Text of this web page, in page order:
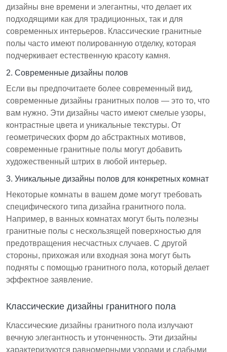
дизайны вне времени и элегантны, что делает их
подходящими как для традиционных, так и для
современных интерьеров. Классические гранитные
полы часто имеют полированную отделку, которая
подчеркивает естественную красоту камня.
2. Современные дизайны полов
Если вы предпочитаете более современный вид,
современные дизайны гранитных полов — это то, что
вам нужно. Эти дизайны часто имеют смелые узоры,
контрастные цвета и уникальные текстуры. От
геометрических форм до абстрактных мотивов,
современные гранитные полы могут добавить
художественный штрих в любой интерьер.
3. Уникальные дизайны полов для конкретных комнат
Некоторые комнаты в вашем доме могут требовать
специфического типа дизайна гранитного пола.
Например, в ванных комнатах могут быть полезны
гранитные полы с нескользящей поверхностью для
предотвращения несчастных случаев. С другой
стороны, прихожая или входная зона могут быть
подняты с помощью гранитного пола, который делает
эффектное заявление.
Классические дизайны гранитного пола
Классические дизайны гранитного пола излучают
вечную элегантность и утонченность. Эти дизайны
характеризуются равномерными узорами и слабыми